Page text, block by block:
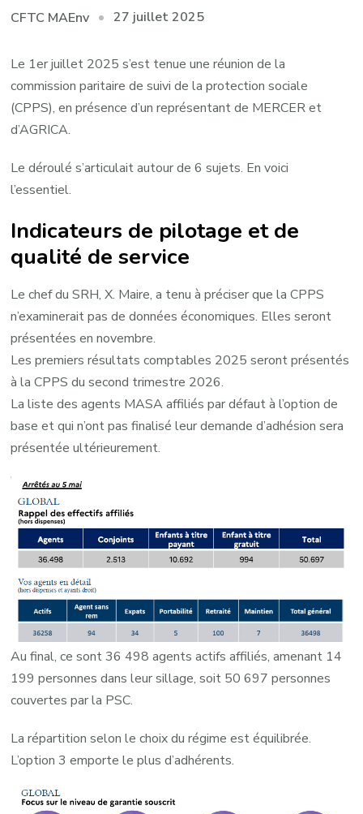
CFTC MAEnv 27 juillet 2025
Le 1er juillet 2025 s’est tenue une réunion de la
commission paritaire de suivi de la protection sociale
(CPPS), en présence d’un représentant de MERCER et
d’AGRICA.
Le déroulé s’articulait autour de 6 sujets. En voici
l’essentiel.
Indicateurs de pilotage et de
qualité de service
Le chef du SRH, X. Maire, a tenu à préciser que la CPPS
n’examinerait pas de données économiques. Elles seront
présentées en novembre.
Les premiers résultats comptables 2025 seront présentés
à la CPPS du second trimestre 2026.
La liste des agents MASA affiliés par défaut à l’option de
base et qui n’ont pas finalisé leur demande d’adhésion sera
présentée ultérieurement.
Au final, ce sont 36 498 agents actifs affiliés, amenant 14
199 personnes dans leur sillage, soit 50 697 personnes
couvertes par la PSC.
La répartition selon le choix du régime est équilibrée.
L’option 3 emporte le plus d’adhérents.